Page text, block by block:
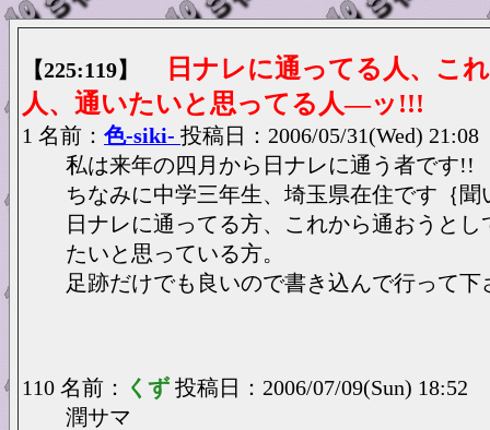
【225:119】
日ナレに通ってる人、こ
人、通いたいと思ってる人―ッ!!!
1 名前： 色-siki- 投稿日：2006/05/31(Wed) 21:08
私は来年の四月から日ナレに通う者です!!
ちなみに中学三年生、埼玉県在住です｛聞
日ナレに通ってる方、これから通おうとし
たいと思っている方。
足跡だけでも良いので書き込んで行って下
110 名前： くず 投稿日：2006/07/09(Sun) 18:52
潤サマ